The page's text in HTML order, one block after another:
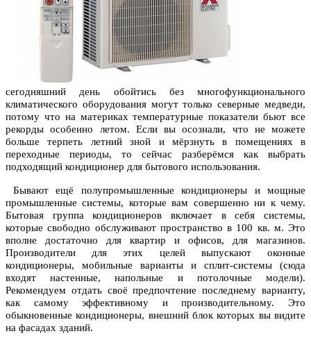
сегодняшний день обойтись без многофункционального
климатического оборудования могут только северные медведи,
потому что на материках температурные показатели бьют все
рекорды особенно летом. Если вы осознали, что не можете
больше терпеть летний зной и мёрзнуть в помещениях в
переходные периоды, то сейчас разберёмся как выбрать
подходящий кондиционер для бытового использования.
Бывают ещё полупромышленные кондиционеры и мощные
промышленные системы, которые вам совершенно ни к чему.
Бытовая группа кондиционеров включает в себя системы,
которые свободно обслуживают пространство в 100 кв. м. Это
вполне достаточно для квартир и офисов, для магазинов.
Производители для этих целей выпускают оконные
кондиционеры, мобильные варианты и сплит-системы (сюда
входят настенные, напольные и потолочные модели).
Рекомендуем отдать своё предпочтение последнему варианту,
как самому эффективному и производительному. Это
обыкновенные кондиционеры, внешний блок которых вы видите
на фасадах зданий.